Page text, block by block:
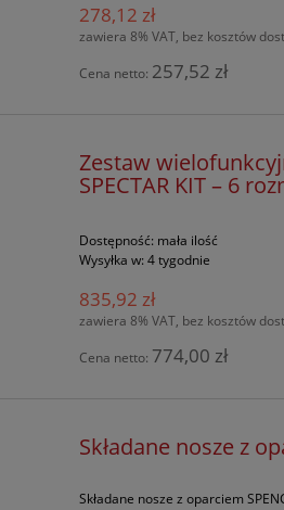
278,12 zł
zawiera 8% VAT, bez kosztów
Cena netto: 257,52 zł
Zestaw
SPECTAR KIT – 6
Dostępność: mała ilość
Wysyłka w: 4 tygodnie
835,92 zł
zawiera 8% VAT, bez kosztów
Cena netto: 774,00 zł
Składane nosze z
Składane nosze z oparciem